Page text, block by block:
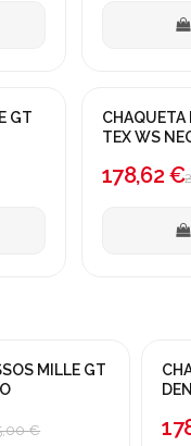
GT
¡En oferta!
CHAQUETA
TEX WS
178,62 €
MILLE GT
€